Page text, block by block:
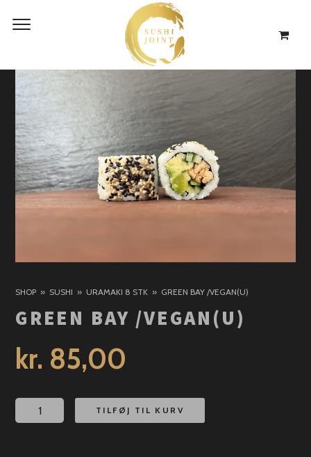
SHOP SUSHI URAMAKI 8 STK GREEN BAY /VEGAN(U)
GREEN BAY /VEGAN(U)
kr. 85,00
Green
Bay
TILFØJ TIL KURV